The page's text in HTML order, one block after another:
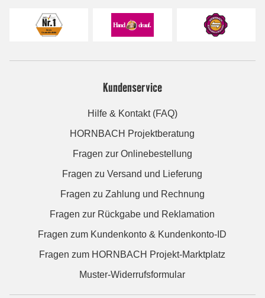
Kundenservice
Hilfe & Kontakt (FAQ)
HORNBACH Projektberatung
Fragen zur Onlinebestellung
Fragen zu Versand und Lieferung
Fragen zu Zahlung und Rechnung
Fragen zur Rückgabe und Reklamation
Fragen zum Kundenkonto & Kundenkonto-ID
Fragen zum HORNBACH Projekt-Marktplatz
Muster-Widerrufsformular